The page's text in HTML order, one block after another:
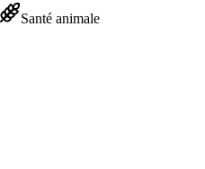
Santé animale